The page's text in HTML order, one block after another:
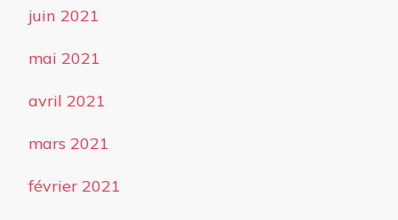
juin 2021
mai 2021
avril 2021
mars 2021
février 2021